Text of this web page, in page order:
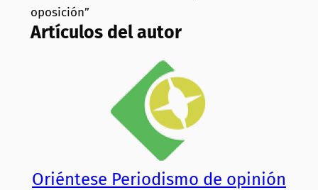
oposición”
Artículos del autor
Oriéntese Periodismo de opinión